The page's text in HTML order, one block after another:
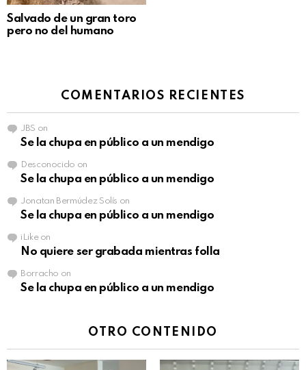
Salvado de un gran toro
pero no del humano
COMENTARIOS RECIENTES
JBS on
Se la chupa en público a un mendigo
Desconocido on
Se la chupa en público a un mendigo
Jonatan Bermúdez Solís on
Se la chupa en público a un mendigo
iLikeon
No quiere ser grabada mientras folla
Borracho on
Se la chupa en público a un mendigo
OTRO CONTENIDO